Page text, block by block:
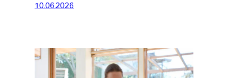
10.06.2026